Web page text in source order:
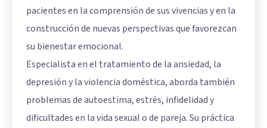
pacientes en la comprensión de sus vivencias y en la
construcción de nuevas perspectivas que favorezcan
su bienestar emocional.
Especialista en el tratamiento de la ansiedad, la
depresión y la violencia doméstica, aborda también
problemas de autoestima, estrés, infidelidad y
dificultades en la vida sexual o de pareja. Su práctica